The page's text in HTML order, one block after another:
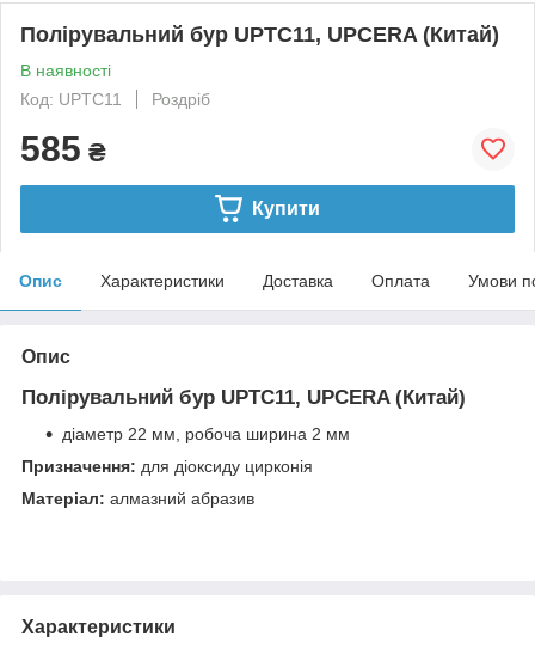
Полірувальний бур UPTC11, UPCERA (Китай)
В наявності
Код: UPTC11
Роздріб
585 ₴
Купити
Опис Характеристики Доставка Оплата Умови
Опис
Полірувальний бур UPTC11, UPCERA (Китай)
діаметр 22 мм, робоча ширина 2 мм
Призначення: для діоксиду цирконія
Матеріал: алмазний абразив
Характеристики